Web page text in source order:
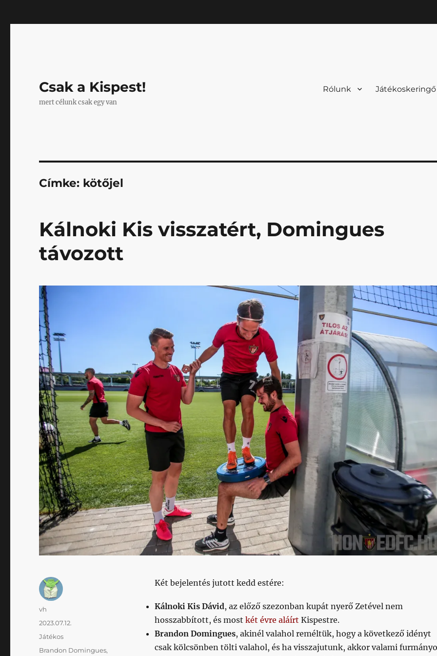
Csak a Kispest!
mert célunk csak egy van
Rólunk Játékoskeringő
Címke: kötőjel
Kálnoki Kis visszatért, Domingues
távozott
Két bejelentés jutott kedd estére:
Kálnoki Kis Dávid, az előző szezonban kupát nyerő Zetével nem
hosszabbított, és most két évre aláírt Kispestre.
Brandon Domingues, akinél valahol reméltük, hogy a következő idényt
csak kölcsönben tölti valahol, és ha visszajutunk, akkor valami
Szerző
vh
Közzétéve
2023.07.12.
Kategória
Játékos
Címke
Brandon Domingues,